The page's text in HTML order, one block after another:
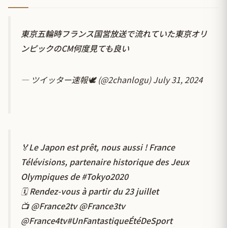
東京五輪時フランス国営放送で流れていた東京オリ
ンピックのCM何度見ても良い
— ツイッター速報🕊️ (@2chanlogu)July 31, 2024
🏅Le Japon est prêt, nous aussi ! France
Télévisions, partenaire historique des Jeux
Olympiques de#Tokyo2020
🗓 Rendez-vous à partir du 23 juillet
📺 @France2tv @France3tv
@France4tv#UnFantastiqueÉtéDeSport